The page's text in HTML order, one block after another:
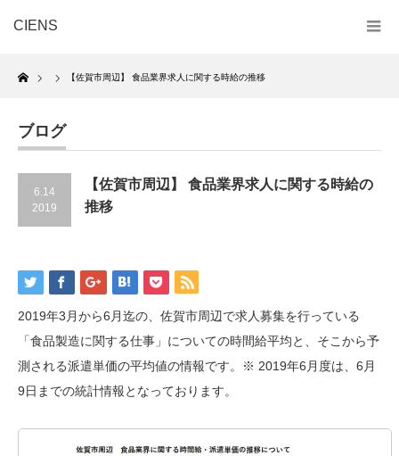
CIENS
Home
【佐賀市周辺】 食品業界求人に関する時給の推移
ブログ
6.14
2019
【佐賀市周辺】 食品業界求人に関する時給の
推移
2019年3月から6月迄の、佐賀市周辺で求人募集を行っている
「食品製造に関する仕事」についての時間給平均と、そこから予
測される派遣単価の平均値の情報です。※ 2019年6月度は、6月
9日までの統計情報となっております。